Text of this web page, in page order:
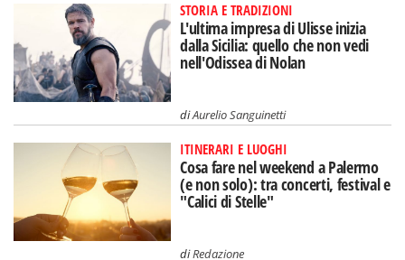
STORIA E TRADIZIONI
L'ultima impresa di Ulisse inizia
dalla Sicilia: quello che non vedi
nell'Odissea di Nolan
diAurelio Sanguinetti
ITINERARI E LUOGHI
Cosa fare nel weekend a Palermo
(e non solo): tra concerti, festival e
"Calici di Stelle"
diRedazione